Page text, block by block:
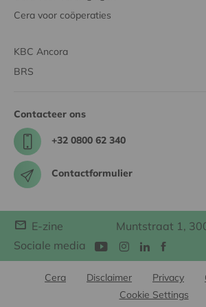
Cera voor coöperaties
KBC Ancora
BRS
Contacteer ons
+32 0800 62 340
Contactformulier
E-zine
Muntstraat 1,
Sociale media
Cera Disclaimer Privacy
Cookie Settings